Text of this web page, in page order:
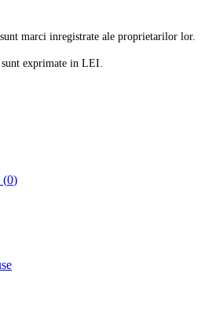
marci inregistrate ale proprietarilor lor.
exprimate in LEI.
(0)